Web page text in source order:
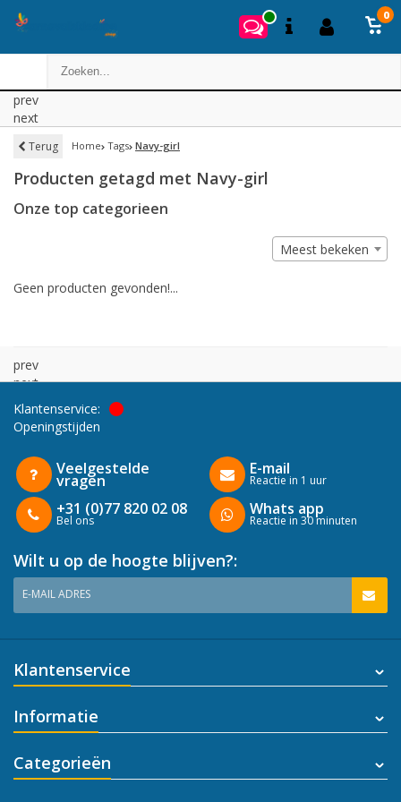
0
prev
next
Terug Home Tags Navy-girl
Producten getagd met Navy-girl
Onze top categorieen
Meest bekeken
Geen producten gevonden!...
prev
next
Klantenservice:
Openingstijden
Veelgestelde
vragen
+31 (0)77 820 02 08
Bel ons
E-mail
Reactie in 1 uur
Whats app
Reactie in 30 minuten
Wilt u op de hoogte blijven?:
E-MAIL ADRES
Klantenservice
Informatie
Categorieën